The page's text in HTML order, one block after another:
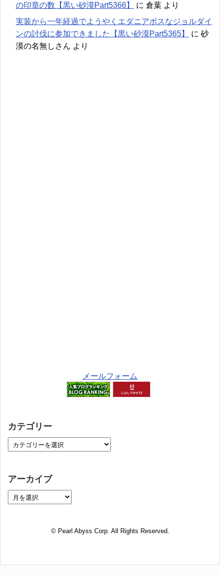
の印章の数【黒い砂漠Part5366】
に 倉葉 より
実装から一年経過でようやくエダニアボスなジョルダイ
ンの討伐に参加できました【黒い砂漠Part5365】
に 砂
漠の名無しさん より
メールフォーム
カテゴリー
アーカイブ
© Pearl Abyss Corp. All Rights Reserved.